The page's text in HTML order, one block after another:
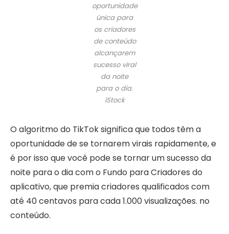
oportunidade
única para
os criadores
de conteúdo
alcançarem
sucesso viral
da noite
para o dia.
iStock
O algoritmo do TikTok significa que todos têm a
oportunidade de se tornarem virais rapidamente, e
é por isso que você pode se tornar um sucesso da
noite para o dia com o Fundo para Criadores do
aplicativo, que premia criadores qualificados com
até 40 centavos para cada 1.000 visualizações. no
conteúdo.